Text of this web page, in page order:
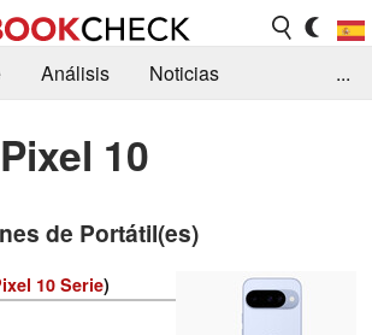
Análisis
Noticias
Compra
Busca
...
10
de Portátil(es)
10 Serie)